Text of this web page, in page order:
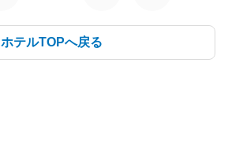
ホテルTOPへ戻る